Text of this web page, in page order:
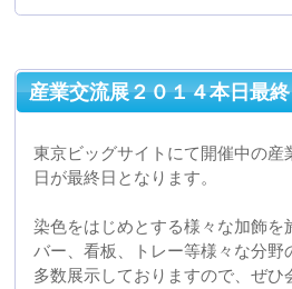
染色をはじめとする様々な加飾を
バー、看板、トレー等様々な分野
多数展示しておりますので、ぜひ
にお立ち寄りください。